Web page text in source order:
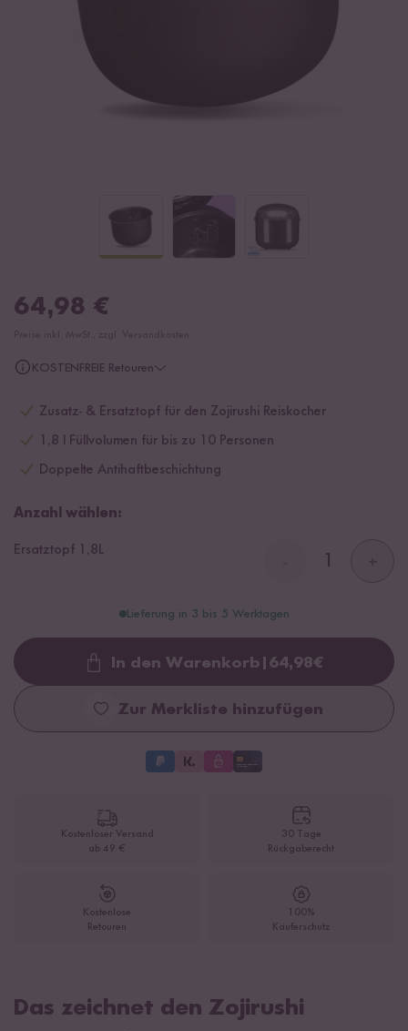
64,98 €
KOSTENFREIE Retouren
Zusatz- & Ersatztopf für den Zojirushi Reiskocher
1,8 l Füllvolumen für bis zu 10 Personen
Doppelte Antihaftbeschichtung
Anzahl wählen:
Ersatztopf 1,8L
Lieferung in 3 bis 5 Werktagen
Loading...
In den Warenkorb 64,98€
Zur Merkliste hinzufügen
Kostenloser Versand
ab 49 €
30 Tage
Rückgaberecht
Kostenlose
Retouren
100%
Käuferschutz
Das zeichnet den Zojirushi